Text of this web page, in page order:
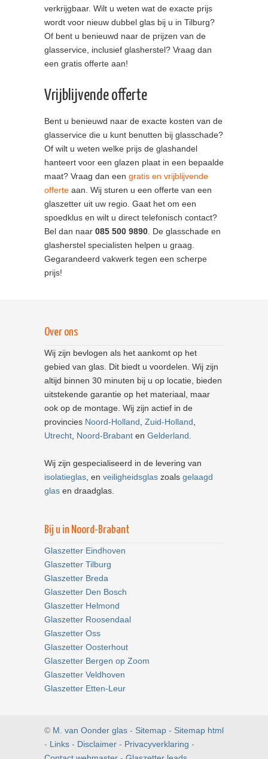
verkrijgbaar. Wilt u weten wat de exacte prijs
wordt voor nieuw dubbel glas bij u in Tilburg?
Of bent u benieuwd naar de prijzen van de
glasservice, inclusief glasherstel? Vraag dan
een gratis offerte aan!
Vrijblijvende offerte
Bent u benieuwd naar de exacte kosten van de
glasservice die u kunt benutten bij glasschade?
Of wilt u weten welke prijs de glashandel
hanteert voor een glazen plaat in een bepaalde
maat? Vraag dan een gratis en vrijblijvende
offerte aan. Wij sturen u een offerte van een
glaszetter uit uw regio. Gaat het om een
spoedklus en wilt u direct telefonisch contact?
Bel dan naar 085 500 9890 . De glasschade en
glasherstel specialisten helpen u graag.
Gegarandeerd vakwerk tegen een scherpe
prijs!
Over ons
Wij zijn bevlogen als het aankomt op het
gebied van glas. Dit biedt u voordelen. Wij zijn
altijd binnen 30 minuten bij u op locatie, bieden
uitstekende garantie op het materiaal, maar
ook op de montage. Wij zijn actief in de
provincies Noord-Holland Zuid-Holland
Utrecht Noord-Brabant en Gelderland
Wij zijn gespecialiseerd in de levering van
isolatieglas , en veiligheidsglas zoals gelaagd
glas en draadglas.
Bij u in Noord-Brabant
Glaszetter Eindhoven
Glaszetter Tilburg
Glaszetter Breda
Glaszetter Den Bosch
Glaszetter Helmond
Glaszetter Roosendaal
Glaszetter Oss
Glaszetter Oosterhout
Glaszetter Bergen op Zoom
Glaszetter Veldhoven
Glaszetter Etten-Leur
© M. van Oonder glas - Sitemap - Sitemap html
- Links - Disclaimer - Privacyverklaring -